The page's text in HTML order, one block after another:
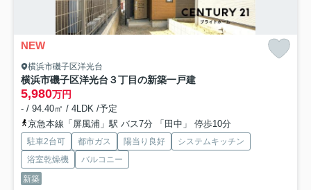
NEW
横浜市磯子区洋光台
横浜市磯子区洋光台３丁目の新築一戸建
5,980万円
- / 94.40㎡ / 4LDK /予定
京急本線「屏風浦」駅 バス7分 「田中」 停歩10分
駐車2台可 都市ガス 陽当り良好
システムキッチン
浴室乾燥機
バルコニー
新築